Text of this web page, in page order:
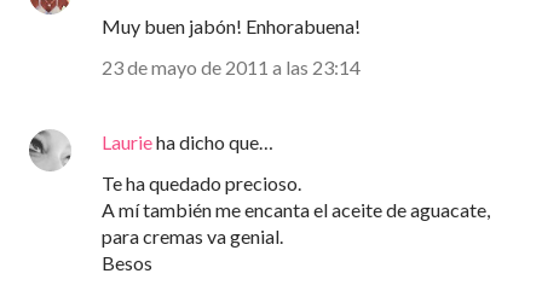
Muy buen jabón! Enhorabuena!
23 de mayo de 2011 a las 23:14
Laurieha dicho que…
Te ha quedado precioso.
A mí también me encanta el aceite de aguacate,
para cremas va genial.
Besos